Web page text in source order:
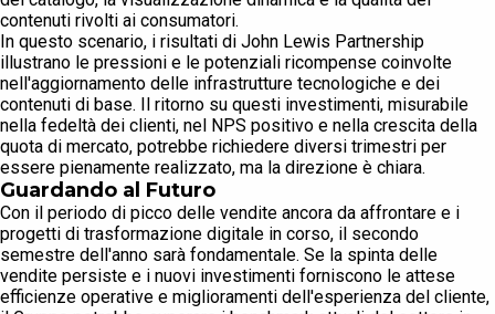
contenuti rivolti ai consumatori.
In questo scenario, i risultati di John Lewis Partnership
illustrano le pressioni e le potenziali ricompense coinvolte
nell'aggiornamento delle infrastrutture tecnologiche e dei
contenuti di base. Il ritorno su questi investimenti, misurabile
nella fedeltà dei clienti, nel NPS positivo e nella crescita della
quota di mercato, potrebbe richiedere diversi trimestri per
essere pienamente realizzato, ma la direzione è chiara.
Guardando al Futuro
Con il periodo di picco delle vendite ancora da affrontare e i
progetti di trasformazione digitale in corso, il secondo
semestre dell'anno sarà fondamentale. Se la spinta delle
vendite persiste e i nuovi investimenti forniscono le attese
efficienze operative e miglioramenti dell'esperienza del cliente,